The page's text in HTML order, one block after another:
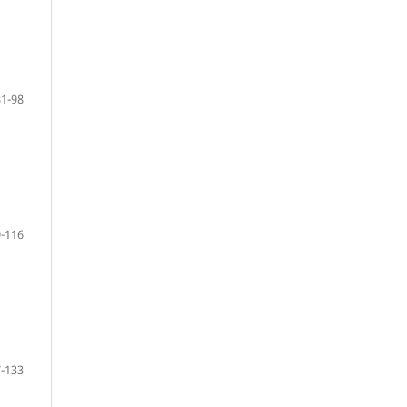
98
116
133